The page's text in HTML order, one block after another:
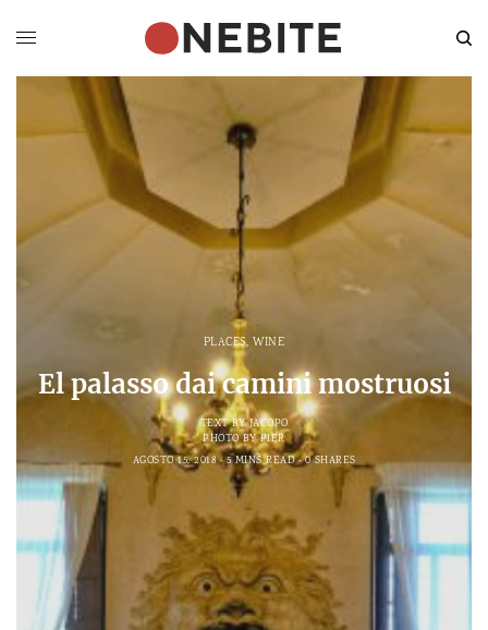
PLACES,WINE
El palasso dai camini mostruosi
TEXT BY JACOPO
PHOTO BY PIER
AGOSTO 15, 2018
5 MINS READ 0 SHARES